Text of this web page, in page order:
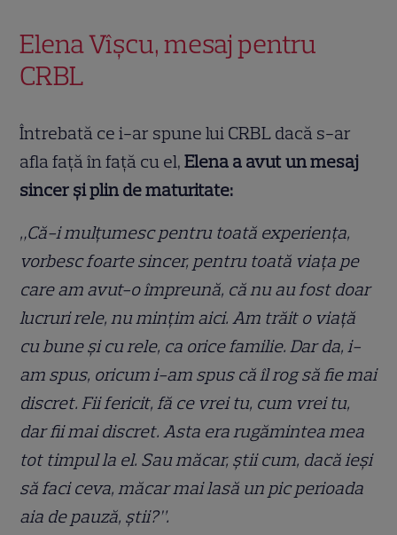
Elena Vîșcu, mesaj pentru
CRBL
Întrebată ce i-ar spune lui CRBL dacă s-ar
afla față în față cu el,Elena a avut un mesaj
sincer și plin de maturitate:
„Că-i mulțumesc pentru toată experiența,
vorbesc foarte sincer, pentru toată viața pe
care am avut-o împreună, că nu au fost doar
lucruri rele, nu mințim aici. Am trăit o viață
cu bune și cu rele, ca orice familie. Dar da, i-
am spus, oricum i-am spus că îl rog să fie mai
discret. Fii fericit, fă ce vrei tu, cum vrei tu,
dar fii mai discret. Asta era rugămintea mea
tot timpul la el. Sau măcar, știi cum, dacă ieși
să faci ceva, măcar mai lasă un pic perioada
aia de pauză, știi?”.